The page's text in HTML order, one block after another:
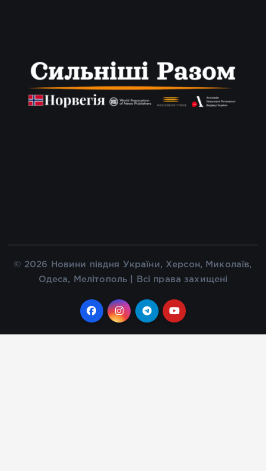
© 2026 Новини півдня України, Херсон, Миколаїв,
Одеса, Мелітополь | Всі права захищені